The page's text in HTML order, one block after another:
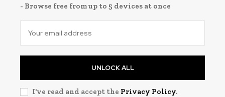
- Browse free from up to 5 devices at once
UNLOCK ALL
I've read and accept the Privacy Policy.